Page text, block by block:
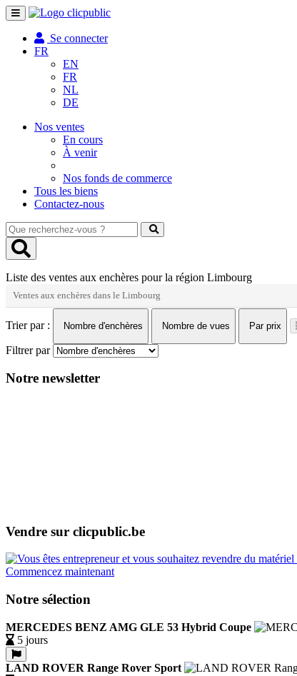
Toggle
navigation
Se connecter
FR
EN
FR
NL
DE
Nos ventes
En cours
À venir
Nos fonds de commerce
Tous les biens
Contactez-nous
Que
recherchez-
vous
Liste des ventes aux enchères pour la région Limbourg
Ventes aux enchères dans le Limbourg
Trier par : Nombre d'enchères Nombre de vues Par prix
Filtrer par
Notre newsletter
Vendre sur clicpublic.be
Commencez maintenant
Notre sélection
MERCEDES BENZ AMG GLE 53 Hybrid Coupe
5 jours
LAND ROVER Range Rover Sport